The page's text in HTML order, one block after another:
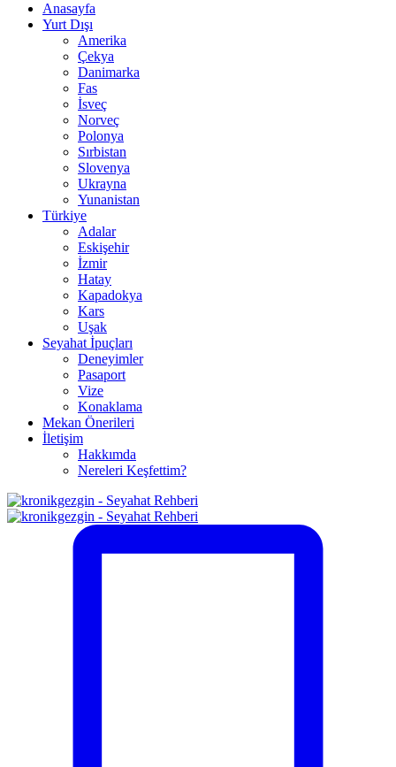
Anasayfa
Yurt Dışı
Amerika
Çekya
Danimarka
Fas
İsveç
Norveç
Polonya
Sırbistan
Slovenya
Ukrayna
Yunanistan
Türkiye
Adalar
Eskişehir
İzmir
Hatay
Kapadokya
Kars
Uşak
Seyahat İpuçları
Deneyimler
Pasaport
Vize
Konaklama
Mekan Önerileri
İletişim
Hakkımda
Nereleri Keşfettim?